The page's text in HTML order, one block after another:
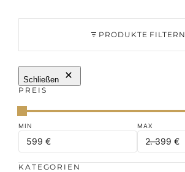
PRODUKTE FILTERN
Schließen
PREIS
KATEGORIEN